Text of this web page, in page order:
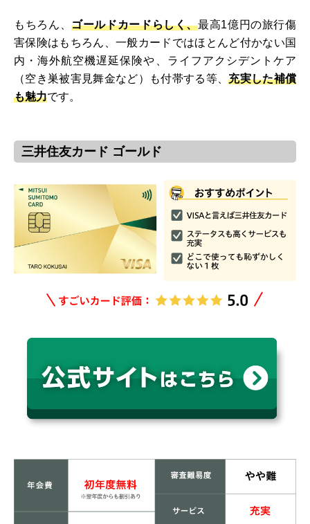
もちろん、ゴールドカードらしく、最高1億円の旅行傷
害保険はもちろん、一般カードではほとんど付かない国
内・海外航空機遅延保険や、ライフアクシデントケア
（空き巣被害見舞金など）も付帯する等、充実した補償
も魅力です。
三井住友カード ゴールド